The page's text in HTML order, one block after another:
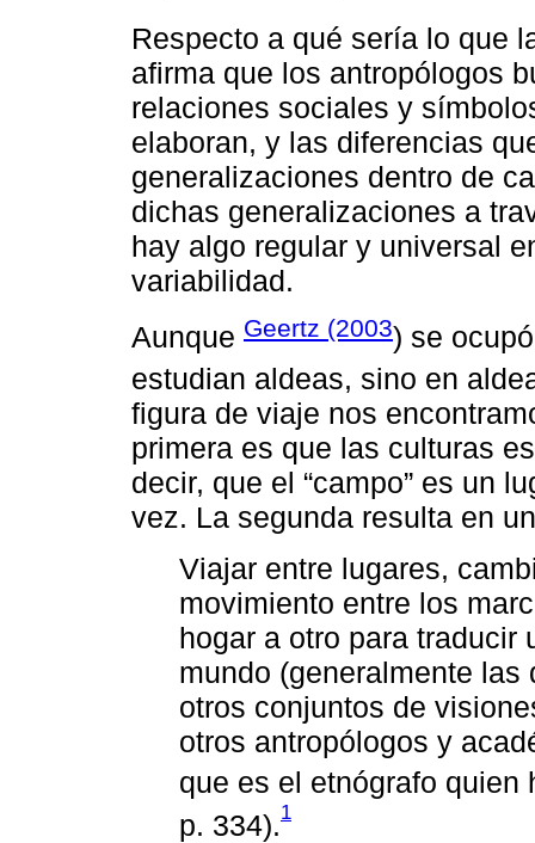
Respecto a qué sería lo que
afirma que los antropólogos
relaciones sociales y
elaboran, y las diferencias
generalizaciones dentro de
dichas generalizaciones a
hay algo regular y universal
variabilidad.
Aunque Geertz (2003) se
estudian aldeas, sino en
figura de viaje nos
primera es que las culturas
decir, que el “campo” es un
vez. La segunda resulta en
Viajar entre lugares,
movimiento entre los
hogar a otro para traducir
mundo (generalmente
otros conjuntos de
otros antropólogos y
que es el etnógrafo quien
p. 334).1